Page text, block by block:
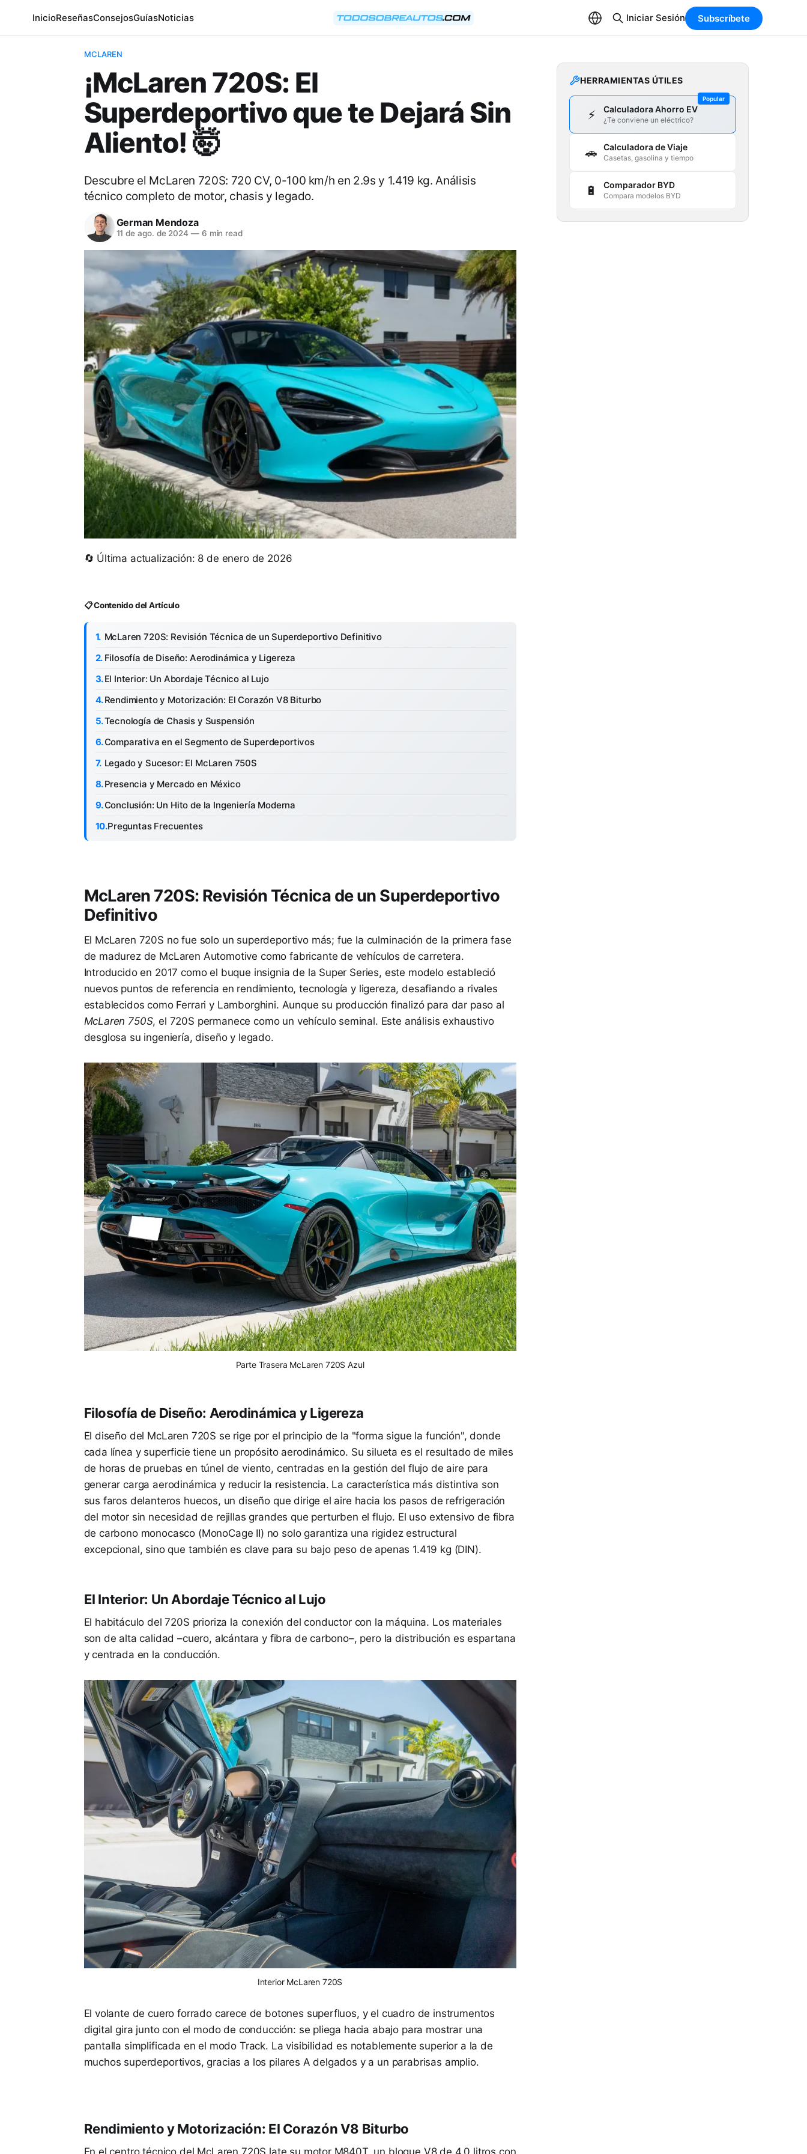
InicioReseñasConsejosGuíasNoticias Iniciar Sesión Subscríbete
MCLAREN
¡McLaren 720S: El
Superdeportivo que te Dejará Sin
Aliento! 🤯
Descubre el McLaren 720S: 720 CV, 0-100 km/h en 2.9s y 1.419 kg. Análisis
técnico completo de motor, chasis y legado.
German Mendoza
11 de ago. de 2024 —6 min read
🔄 Última actualización: 8 de enero de 2026
📋 Contenido del Artículo
McLaren 720S: Revisión Técnica de un Superdeportivo Definitivo
Filosofía de Diseño: Aerodinámica y Ligereza
El Interior: Un Abordaje Técnico al Lujo
Rendimiento y Motorización: El Corazón V8 Biturbo
Tecnología de Chasis y Suspensión
Comparativa en el Segmento de Superdeportivos
Legado y Sucesor: El McLaren 750S
Presencia y Mercado en México
Conclusión: Un Hito de la Ingeniería Moderna
Preguntas Frecuentes
McLaren 720S: Revisión Técnica de un Superdeportivo
Definitivo
El McLaren 720S no fue solo un superdeportivo más; fue la culminación de la primera fase
de madurez de McLaren Automotive como fabricante de vehículos de carretera.
Introducido en 2017 como el buque insignia de la Super Series, este modelo estableció
nuevos puntos de referencia en rendimiento, tecnología y ligereza, desafiando a rivales
establecidos como Ferrari y Lamborghini. Aunque su producción finalizó para dar paso al
McLaren 750S, el 720S permanece como un vehículo seminal. Este análisis exhaustivo
desglosa su ingeniería, diseño y legado.
Parte Trasera McLaren 720S Azul
Filosofía de Diseño: Aerodinámica y Ligereza
El diseño del McLaren 720S se rige por el principio de la "forma sigue la función", donde
cada línea y superficie tiene un propósito aerodinámico. Su silueta es el resultado de miles
de horas de pruebas en túnel de viento, centradas en la gestión del flujo de aire para
generar carga aerodinámica y reducir la resistencia. La característica más distintiva son
sus faros delanteros huecos, un diseño que dirige el aire hacia los pasos de refrigeración
del motor sin necesidad de rejillas grandes que perturben el flujo. El uso extensivo de fibra
de carbono monocasco (MonoCage II) no solo garantiza una rigidez estructural
excepcional, sino que también es clave para su bajo peso de apenas 1.419 kg (DIN).
El Interior: Un Abordaje Técnico al Lujo
El habitáculo del 720S prioriza la conexión del conductor con la máquina. Los materiales
son de alta calidad –cuero, alcántara y fibra de carbono–, pero la distribución es espartana
y centrada en la conducción.
Interior McLaren 720S
El volante de cuero forrado carece de botones superfluos, y el cuadro de instrumentos
digital gira junto con el modo de conducción: se pliega hacia abajo para mostrar una
pantalla simplificada en el modo Track. La visibilidad es notablemente superior a la de
muchos superdeportivos, gracias a los pilares A delgados y a un parabrisas amplio.
Rendimiento y Motorización: El Corazón V8 Biturbo
HERRAMIENTAS ÚTILES
Popular
⚡ Calculadora Ahorro EV
¿Te conviene un eléctrico?
🚗 Calculadora de Viaje
Casetas, gasolina y tiempo
🔋 Comparador BYD
Compara modelos BYD